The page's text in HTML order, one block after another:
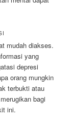
mudah diakses.
yang
depresi
orang mungkin
terbukti atau
bagi
ini.